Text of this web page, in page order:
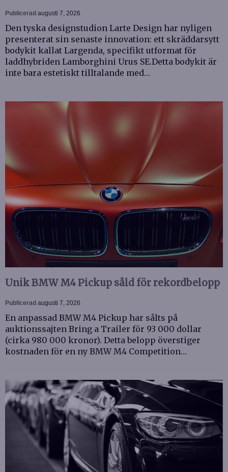
Publicerad augusti 7, 2026
Den tyska designstudion Larte Design har nyligen
presenterat sin senaste innovation: ett skräddarsytt
bodykit kallat Largenda, specifikt utformat för
laddhybriden Lamborghini Urus SE.Detta bodykit är
inte bara estetiskt tilltalande med…
Unik BMW M4 Pickup såld för rekordbelopp
Publicerad augusti 7, 2026
En anpassad BMW M4 Pickup har sålts på
auktionssajten Bring a Trailer för 93 000 dollar
(cirka 980 000 kronor). Detta belopp överstiger
kostnaden för en ny BMW M4 Competition…